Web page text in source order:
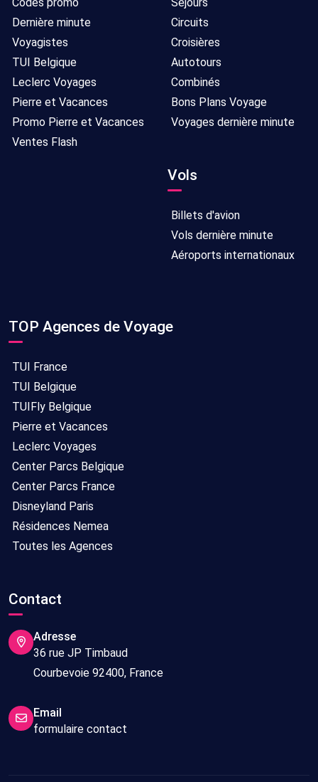
Dernière minute
Voyagistes
TUI Belgique
Leclerc Voyages
Pierre et Vacances
Promo Pierre et Vacances
Ventes Flash
Circuits
Croisières
Autotours
Combinés
Bons Plans Voyage
Voyages dernière minute
Vols
Billets d'avion
Vols dernière minute
Aéroports internationaux
TOP Agences de Voyage
TUI France
TUI Belgique
TUIFly Belgique
Pierre et Vacances
Leclerc Voyages
Center Parcs Belgique
Center Parcs France
Disneyland Paris
Résidences Nemea
Toutes les Agences
Contact
Adresse
36 rue JP Timbaud
Courbevoie 92400, France
Email
formulaire contact